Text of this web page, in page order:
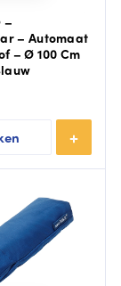
–
– Automaat
– Ø 100 Cm